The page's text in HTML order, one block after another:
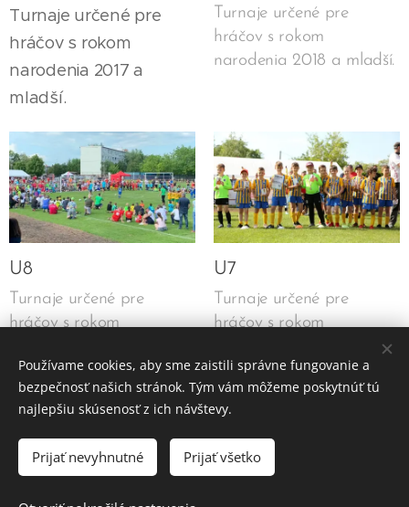
Turnaje určené pre
hráčov s rokom
narodenia 2017 a
mladší.
Turnaje určené pre
hráčov s rokom
narodenia 2018 a mladší.
U8
Turnaje určené pre
hráčov s rokom
U7
Turnaje určené pre
hráčov s rokom
mladší.
FutbaloveTurnaje.sk
Používame cookies, aby sme zaistili správne fungovanie a
bezpečnosť našich stránok. Tým vám môžeme poskytnúť tú
najlepšiu skúsenosť z ich návštevy.
Prijať nevyhnutné Prijať všetko